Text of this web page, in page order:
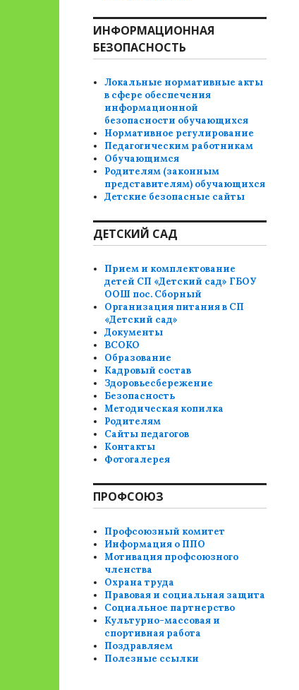
ИНФОРМАЦИОННАЯ
БЕЗОПАСНОСТЬ
Локальные нормативные акты
в сфере обеспечения
информационной
безопасности обучающихся
Нормативное регулирование
Педагогическим работникам
Обучающимся
Родителям (законным
представителям) обучающихся
Детские безопасные сайты
ДЕТСКИЙ САД
Прием и комплектование
детей СП «Детский сад» ГБОУ
ООШ пос. Сборный
Организация питания в СП
«Детский сад»
Документы
ВСОКО
Образование
Кадровый состав
Здоровьесбережение
Безопасность
Методическая копилка
Родителям
Сайты педагогов
Контакты
Фотогалерея
ПРОФСОЮЗ
Профсоюзный комитет
Информация о ППО
Мотивация профсоюзного
членства
Охрана труда
Правовая и социальная защита
Социальное партнерство
Культурно-массовая и
спортивная работа
Поздравляем
Полезные ссылки